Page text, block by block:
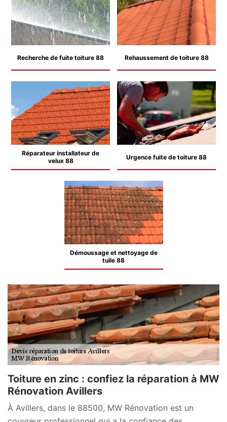
Recherche de fuite toiture 88 Rehaussement de toiture 88
Réparateur installateur de
velux 88
Urgence fuite de toiture 88
Démoussage et nettoyage de
tuile 88
Toiture en zinc : confiez la réparation à MW
Rénovation Avillers
À Avillers, dans le 88500, MW Rénovation est un